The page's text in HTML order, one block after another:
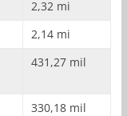
2,32 mi
2,14 mi
431,27 mil
330,18 mil